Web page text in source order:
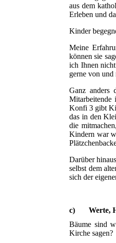
aus dem
Erleben und
Kinder
Meine
können sie
ich Ihnen
gerne von
Ganz anders
Mitarbeitende
Konfi 3 gibt
das in den
die
Kindern war
Darüber
selbst dem
sich der
c) Werte,
Bäume sind
Kirche sagen?